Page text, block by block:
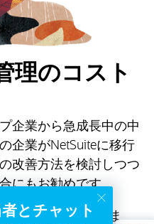
理のコスト
企業から急成長中の中
企業がNetSuiteに移行
改善方法を検討しつつ
にもお勧めです。
でご利用いただけま
とチャット